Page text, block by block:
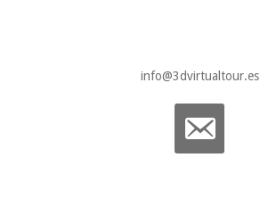
info@3dvirtualtour.es